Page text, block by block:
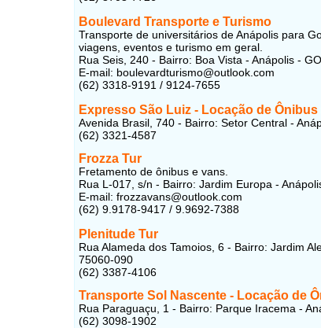
Boulevard Transporte e Turismo
Transporte de universitários de Anápolis para
viagens, eventos e turismo em geral.
Rua Seis, 240 - Bairro: Boa Vista - Anápolis -
E-mail: boulevardturismo@outlook.com
(62) 3318-9191 / 9124-7655
Expresso São Luiz - Locação de Ônibus
Avenida Brasil, 740 - Bairro: Setor Central -
(62) 3321-4587
Frozza Tur
Fretamento de ônibus e vans.
Rua L-017, s/n - Bairro: Jardim Europa -
E-mail: frozzavans@outlook.com
(62) 9.9178-9417 / 9.9692-7388
Plenitude Tur
Rua Alameda dos Tamoios, 6 - Bairro: Jardim
75060-090
(62) 3387-4106
Transporte Sol Nascente - Locação de
Rua Paraguaçu, 1 - Bairro: Parque Iracema -
(62) 3098-1902